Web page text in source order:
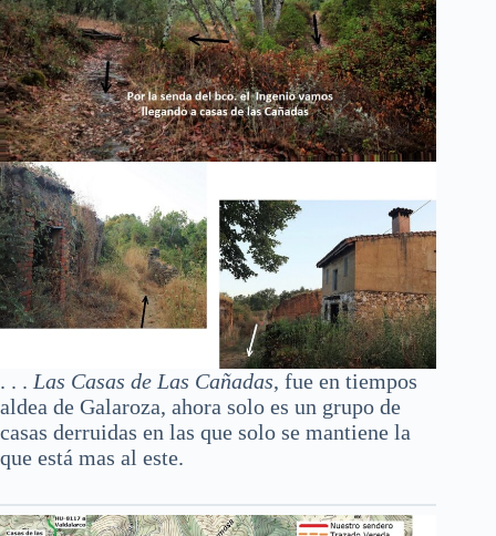
. . . Las Casas de Las Cañadas, fue en tiempos
aldea de Galaroza, ahora solo es un grupo de
casas derruidas en las que solo se mantiene la
que está mas al este.